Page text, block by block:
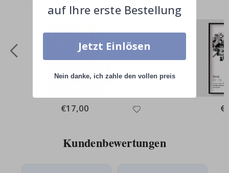
Special
Price
€17,00
Kundenbewertungen
auf Ihre erste Bestellung
Jetzt Einlösen
Nein danke, ich zahle den vollen preis